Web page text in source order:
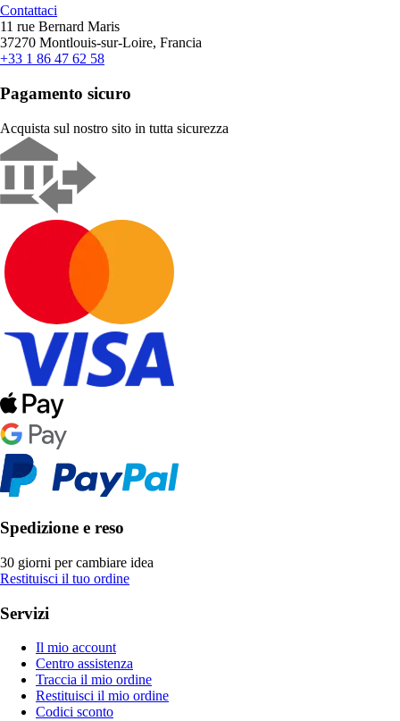
Contattaci
11 rue Bernard Maris
37270 Montlouis-sur-Loire, Francia
+33 1 86 47 62 58
Pagamento sicuro
Acquista sul nostro sito in tutta sicurezza
Spedizione e reso
30 giorni per cambiare idea
Restituisci il tuo ordine
Servizi
Il mio account
Centro assistenza
Traccia il mio ordine
Restituisci il mio ordine
Codici sconto